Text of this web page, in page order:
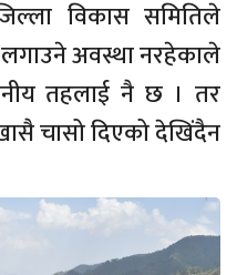
विकास समितिले
अवस्था नरहेकाले
तहलाई नै छ । तर
चासो दिएको देखिंदैन